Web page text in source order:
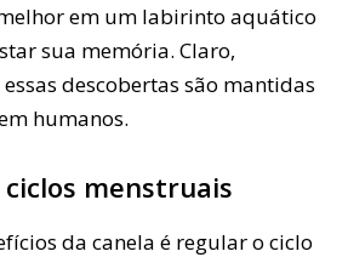
em um labirinto aquático
sua memória. Claro,
descobertas são mantidas
humanos.
ciclos menstruais
da canela é regular o ciclo